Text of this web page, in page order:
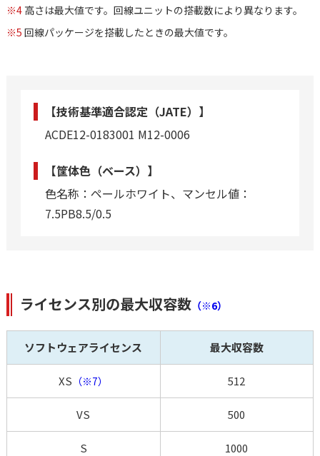
※4 高さは最大値です。回線ユニットの搭載数により異なります。
※5 回線パッケージを搭載したときの最大値です。
【技術基準適合認定（JATE）】
ACDE12-0183001 M12-0006
【筐体色（ベース）】
色名称：ペールホワイト、マンセル値：
7.5PB8.5/0.5
ライセンス別の最大収容数（※6）
ソフトウェアライセンス 最大収容数
XS （※7） 512
VS 500
S 1000